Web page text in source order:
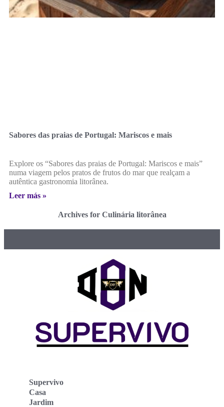
Sabores das praias de Portugal: Mariscos e mais
Explore os “Sabores das praias de Portugal: Mariscos e mais”
numa viagem pelos pratos de frutos do mar que realçam a
autêntica gastronomia litorânea.
Leer más »
Archives for Culinária litorânea
Supervivo
Casa
Jardim